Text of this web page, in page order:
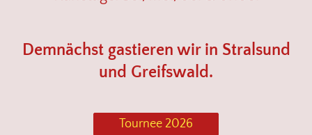
Demnächst gastieren wir in Stralsund
und Greifswald.
Tournee 2026